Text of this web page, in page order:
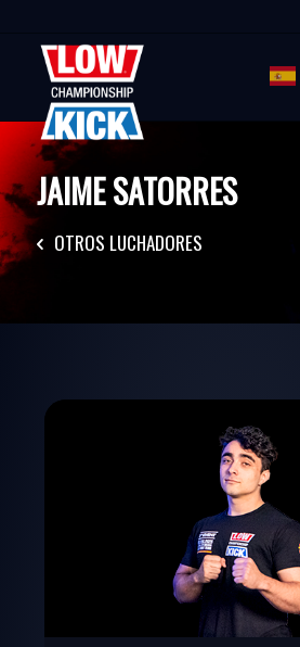
JAIME SATORRES
OTROS LUCHADORES